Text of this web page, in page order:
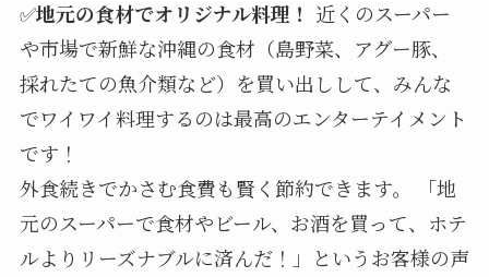
✅地元の食材でオリジナル料理！ 近くのスーパー
や市場で新鮮な沖縄の食材（島野菜、アグー豚、
採れたての魚介類など）を買い出しして、みんな
でワイワイ料理するのは最高のエンターテイメント
です！
外食続きでかさむ食費も賢く節約できます。 「地
元のスーパーで食材やビール、お酒を買って、ホテ
ルよりリーズナブルに済んだ！」というお客様の声